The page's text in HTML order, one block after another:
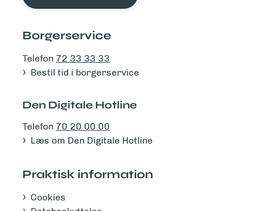
Borgerservice
Telefon 72 33 33 33
Bestil tid i borgerservice
Den Digitale Hotline
Telefon 70 20 00 00
Læs om Den Digitale Hotline
Praktisk information
Cookies